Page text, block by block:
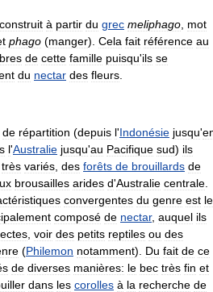
construit à partir du grec meliphago mot
phago (manger). Cela fait référence au
de cette famille puisqu'ils se
du nectar des fleurs
de répartition (depuis l'Indonésie jusqu'
l'Australie jusqu'au Pacifique sud) ils
très variés des forêts de brouillards de
brousailles arides d'Australie centrale
convergentes du genre est le
composé de nectar, auquel ils
voir des petits reptiles ou des
(Philemon notamment). Du fait de ce
de diverses manières: le bec très fin et
dans les corolles à la recherche de